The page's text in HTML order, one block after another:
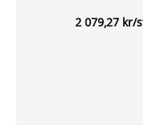
2 079,27 kr/